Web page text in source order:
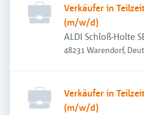
Verkäufer in
(m/w/d)
ALDI Schloß-Holte
48231 Warendorf,
Verkäufer in
(m/w/d)